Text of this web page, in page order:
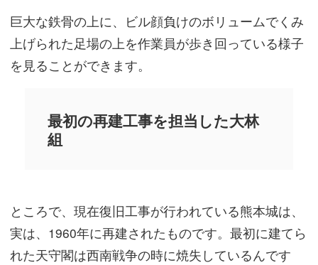
巨大な鉄骨の上に、ビル顔負けのボリュームでくみ
上げられた足場の上を作業員が歩き回っている様子
を見ることができます。
最初の再建工事を担当した大林
組
ところで、現在復旧工事が行われている熊本城は、
実は、1960年に再建されたものです。最初に建てら
れた天守閣は西南戦争の時に焼失しているんです